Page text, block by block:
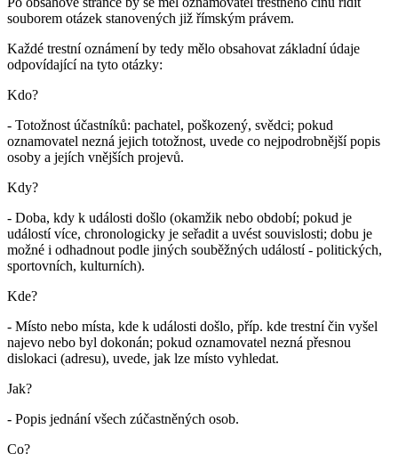
souborem otázek stanovených již římským právem.
Každé trestní oznámení by tedy mělo obsahovat základní údaje
odpovídající na tyto otázky:
Kdo?
- Totožnost účastníků: pachatel, poškozený, svědci; pokud
oznamovatel nezná jejich totožnost, uvede co nejpodrobnější popis
osoby a jejích vnějších projevů.
Kdy?
- Doba, kdy k události došlo (okamžik nebo období; pokud je
událostí více, chronologicky je seřadit a uvést souvislosti; dobu je
možné i odhadnout podle jiných souběžných událostí - politických,
sportovních, kulturních).
Kde?
- Místo nebo místa, kde k události došlo, příp. kde trestní čin vyšel
najevo nebo byl dokonán; pokud oznamovatel nezná přesnou
dislokaci (adresu), uvede, jak lze místo vyhledat.
Jak?
- Popis jednání všech zúčastněných osob.
Co?